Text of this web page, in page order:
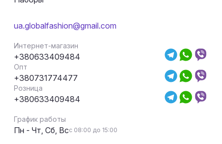
ua.globalfashion@gmail.com
Интернет-магазин
+380633409484
Опт
+380731774477
Розница
+380633409484
График работы
Пн - Чт, Сб, Всс 08:00 до 15:00